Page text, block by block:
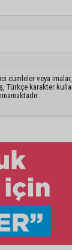
cümleler veya imalar,
Türkçe karakter